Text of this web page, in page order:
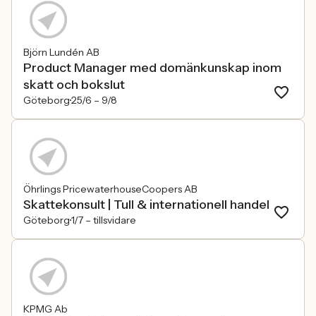
Björn Lundén AB
Product Manager med domänkunskap inom
skatt och bokslut
Göteborg25/6 – 9/8
Öhrlings PricewaterhouseCoopers AB
Skattekonsult | Tull & internationell handel
Göteborg1/7 – tillsvidare
KPMG Ab